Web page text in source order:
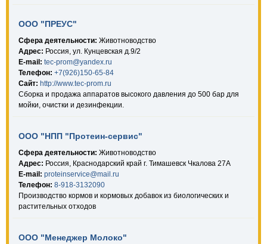
ООО "ПРЕУС"
Сфера деятельности: Животноводство
Адрес: Россия, ул. Кунцевская д.9/2
E-mail: tec-prom@yandex.ru
Телефон: +7(926)150-65-84
Сайт: http://www.tec-prom.ru
Сборка и продажа аппаратов высокого давления до 500 бар для
мойки, очистки и дезинфекции.
ООО "НПП "Протеин-сервис"
Сфера деятельности: Животноводство
Адрес: Россия, Краснодарский край г. Тимашевск Чкалова 27А
E-mail: proteinservice@mail.ru
Телефон: 8-918-3132090
Производство кормов и кормовых добавок из биологических и
растительных отходов
ООО "Менеджер Молоко"